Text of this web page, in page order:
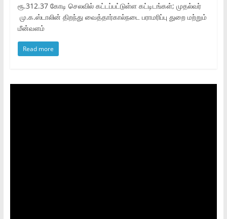
ரூ.312.37 கோடி செலவில் கட்டப்பட்டுள்ள கட்டிடங்கள்; முதல்வர்
மு.க.ஸ்டாலின் திறந்து வைத்தார்கால்நடை பராமரிப்பு துறை மற்றும்
மீன்வளம்
Read more